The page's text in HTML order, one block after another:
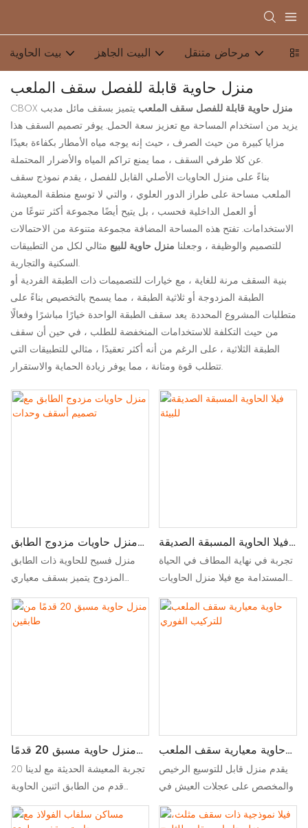
بيت الحاوية البيت الجاهز مرحاض متنقل
منزل حاوية قابلة للفصل سقف الملعب
CBOX منزل حاوية قابلة للفصل سقف الملعب يتميز بسقف مائل مدبب
يزيد من استخدام المساحة مع تعزيز سعة الحمل. يوفر تصميم السقف هذا
مزايا كبيرة من حيث الصرف ، حيث إنه يوجه مياه الأمطار بكفاءة بعيدًا
عن كلا طرفي السقف ، مما يمنع تراكم المياه والأضرار المحتملة.
بناءً على منزل الحاويات الأصلي القابل للفصل ، يقدم نموذج سقف
الملعب مساحة على طراز الدور العلوي ، والتي لا توسع منطقة المعيشة
أو العمل الداخلية فحسب ، بل يتيح أيضًا مجموعة أكثر تنوعًا من
الاستخدامات. تفتح هذه المساحة المضافة مجموعة متنوعة من الاحتمالات
للتصميم والوظيفة ، وجعلنا منزل حاوية للبيع مثالي لكل من التطبيقات
السكنية والتجارية.
بنية السقف مرنة للغاية ، مع خيارات للتصميمات ذات الطبقة الفردية أو
الطبقة المزدوجة أو ثلاثية الطبقة ، مما يسمح بالتخصيص بناءً على
متطلبات المشروع المحددة. يعد سقف الطبقة الواحدة خيارًا مباشرًا وفعالًا
من حيث التكلفة للاستخدامات المنخفضة للطلب ، في حين أن سقف
الطبقة الثلاثية ، على الرغم من أنه أكثر تعقيدًا ، مثالي للتطبيقات التي
تتطلب قوة ومتانة ، مما يوفر زيادة الحماية والاستقرار.
منزل حاويات مزدوج الطابق
مع تصميم أسقف وحدات
منزل فسيح للحاوية ذات الطابق
المزدوج يتميز بسقف معياري
للتصميم المرن والمتانة والجماليات
الحديثة. مثالي للمعيشة الأنيقة
والفعالة
فيلا الحاوية المسبقة الصديقة
للبيئة
تجربة في نهاية المطاف في الحياة
المستدامة مع فيلا منزل الحاويات
المسبق الصديقة للبيئة. الجمع بين
التصميم الحديث والمتانة والمواد
الصديقة للبيئة لتراجع أنيق
منزل حاوية مسبق 20 قدمًا
من طابقين
تجربة المعيشة الحديثة مع لدينا 20
قدم من الطابق اثنين الحاوية
الحاوية prefab الحاوية. يوفر هذا
المنزل المبتكر الصديق للبيئة
حاوية معيارية سقف الملعب
للتركيب الفوري
يقدم منزل قابل للتوسيع الرخيص
والمخصص على عجلات العيش في
متناول الجميع مع سهولة التنقل
ومساحة إضافية ، مثالية لأنماط